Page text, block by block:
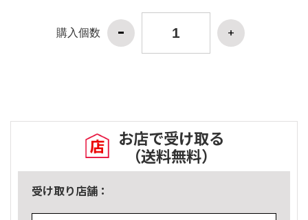
購入個数
お店で受け取る
（送料無料）
受け取り店舗：